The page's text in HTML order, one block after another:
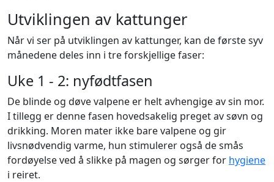
Utviklingen av kattunger
Når vi ser på utviklingen av kattunger, kan de første syv
månedene deles inn i tre forskjellige faser:
Uke 1 - 2: nyfødtfasen
De blinde og døve valpene er helt avhengige av sin mor.
I tillegg er denne fasen hovedsakelig preget av søvn og
drikking. Moren mater ikke bare valpene og gir
livsnødvendig varme, hun stimulerer også de smås
fordøyelse ved å slikke på magen og sørger for hygiene
i reiret.